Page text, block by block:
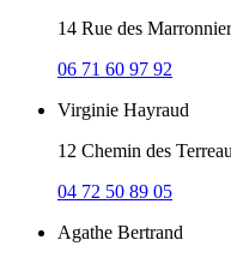
14 Rue des
06 71 60 97 92
Virginie Hayraud
12 Chemin des
04 72 50 89 05
Agathe Bertrand